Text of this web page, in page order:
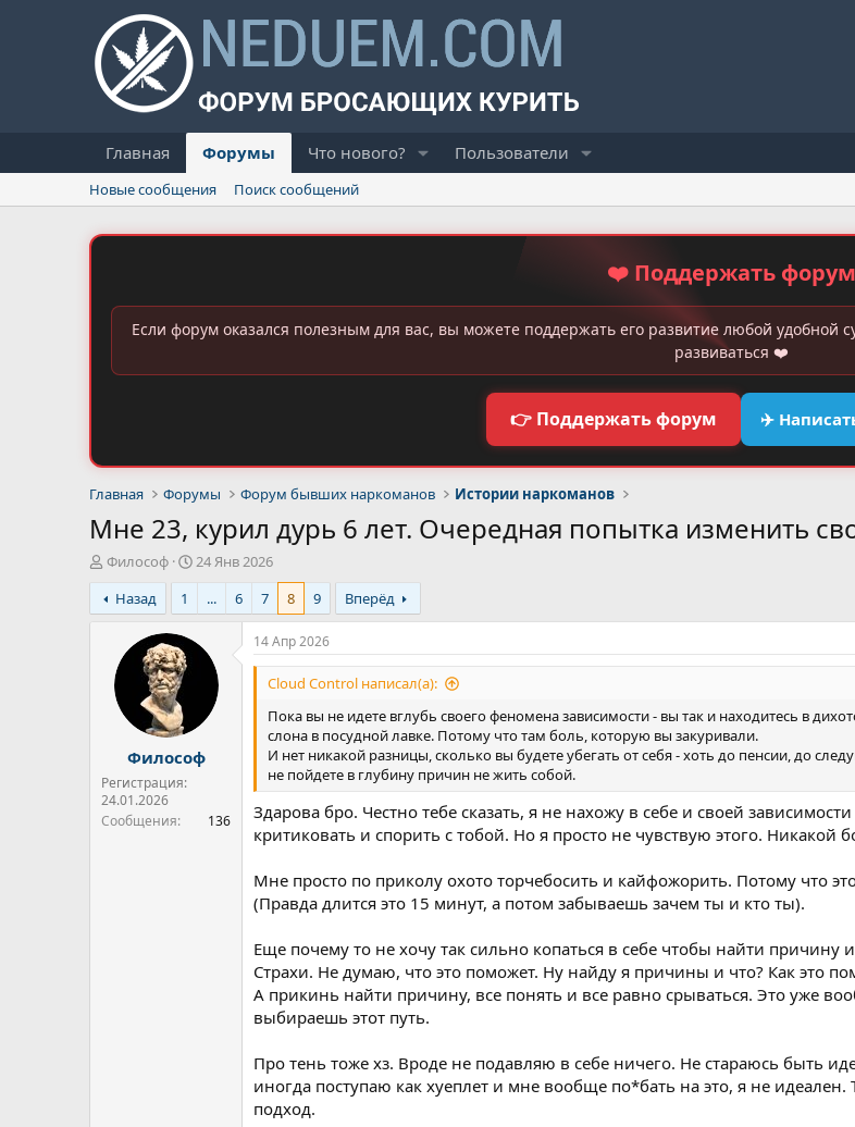
Главная Форумы Что нового? Пользователи
Новые сообщения Поиск сообщений
❤️ Поддержать форум
Если форум оказался полезным для вас, вы можете поддержать его развитие любой удобной
развиваться ❤️
👉 Поддержать форум ✈️
Главная Форумы Форум бывших наркоманов Истории наркоманов
Мне 23, курил дурь 6 лет. Очередная попытка изменить
А
в
т
о
м
Философ
Д
а
а
н
24 Янв 2026
Назад
1 ... 6 7 8 9 Вперёд
Философ
Регистрация:
24.01.2026
Сообщения
136
14 Апр 2026
Cloud Control написал(а):
Пока вы не идете вглубь своего феномена зависимости - вы так и находитесь в
слона в посудной лавке. Потому что там боль, которую вы закуривали.
И нет никакой разницы, сколько вы будете убегать от себя - хоть до пенсии, до
не пойдете в глубину причин не жить собой.
Здарова бро. Честно тебе сказать, я не нахожу в себе и своей
критиковать и спорить с тобой. Но я просто не чувствую этого. Никакой
Мне просто по приколу охото торчебосить и кайфожорить. Потому что
(Правда длится это 15 минут, а потом забываешь зачем ты и кто ты).
Еще почему то не хочу так сильно копаться в себе чтобы найти причину
Страхи. Не думаю, что это поможет. Ну найду я причины и что? Как это
А прикинь найти причину, все понять и все равно срываться. Это уже
выбираешь этот путь.
Про тень тоже хз. Вроде не подавляю в себе ничего. Не стараюсь быть
иногда поступаю как хуеплет и мне вообще по*бать на это, я не
подход.